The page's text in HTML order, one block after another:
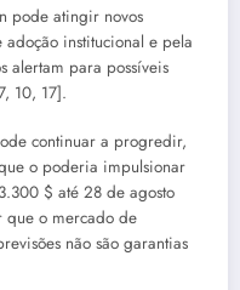
pode atingir novos
institucional e pela
alertam para possíveis
10, 17].
continuar a progredir,
o poderia impulsionar
$ até 28 de agosto
que o mercado de
não são garantias